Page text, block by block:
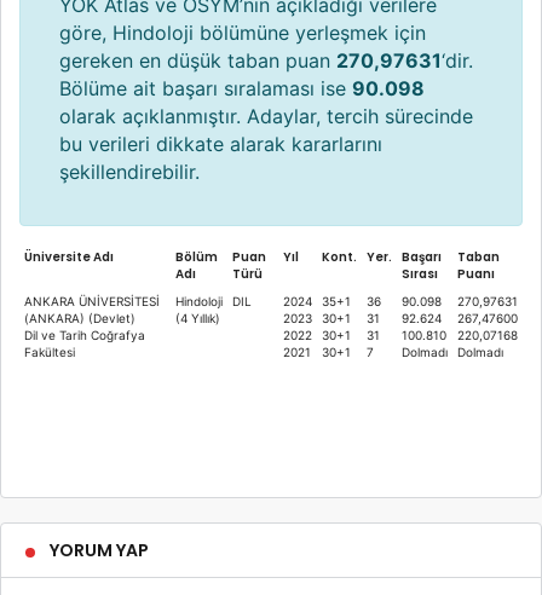
göre, Hindoloji bölümüne yerleşmek için
gereken en düşük taban puan 270,97631‘dir.
Bölüme ait başarı sıralaması ise 90.098
olarak açıklanmıştır. Adaylar, tercih sürecinde
bu verileri dikkate alarak kararlarını
şekillendirebilir.
Üniversite Adı
Bölüm
Adı
Puan
Türü
Yıl Kont. Yer. Başarı
Sırası
Taban
Puanı
ANKARA ÜNİVERSİTESİ
(ANKARA) (Devlet)
Dil ve Tarih Coğrafya
Fakültesi
Hindoloji
(4 Yıllık)
DIL
2024
2023
2022
2021
35+1
30+1
30+1
30+1
36
31
31
7
90.098
92.624
100.810
Dolmadı
270,97631
267,47600
220,07168
Dolmadı
YORUM YAP